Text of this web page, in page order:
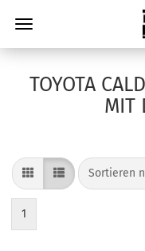
TOYOTA
MIT
Sortieren
1